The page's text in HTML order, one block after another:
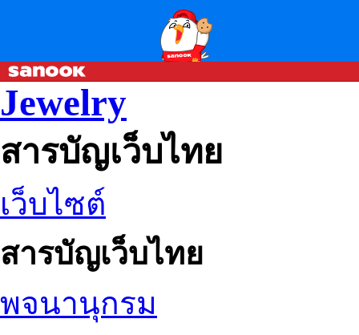
Jewelry
สารบัญเว็บไทย
เว็บไซต์
สารบัญเว็บไทย
พจนานุกรม